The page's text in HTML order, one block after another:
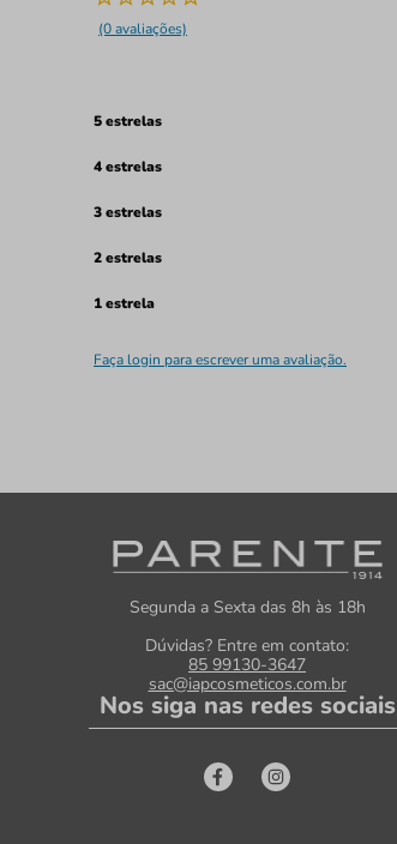
(0 avaliações)
5 estrelas
4 estrelas
3 estrelas
2 estrelas
1 estrela
Faça login para escrever uma avaliação.
Segunda a Sexta das 8h às 18h
Dúvidas? Entre em contato:
85 99130-3647
sac@iapcosmeticos.com.br
Nos siga nas redes sociais